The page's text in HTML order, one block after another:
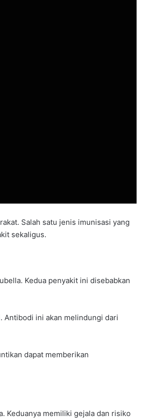
Salah satu jenis imunisasi yang
sekaligus.
Kedua penyakit ini disebabkan
Antibodi ini akan melindungi dari
dapat memberikan
Keduanya memiliki gejala dan risiko